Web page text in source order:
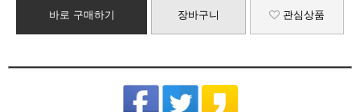
바로 구매하기 장바구니 관심상품